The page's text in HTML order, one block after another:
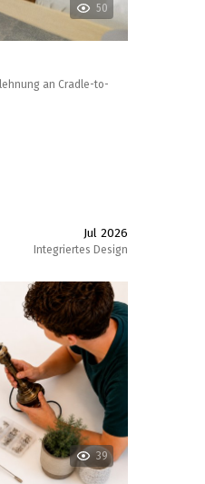
50
an Cradle-to-
Jul 2026
Integriertes Design
39